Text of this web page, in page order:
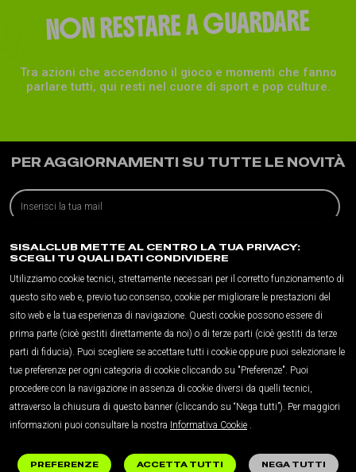
NON RESTARE A GUARDARE
Tra azioni che accendono il gioco e momenti che fanno
parlare tutti, qui resti nel cuore di sport e pop culture.
PER AGGIORNAMENTI SU TUTTE LE NOVITÀ
EMAIL
Ho letto e accettoL'informativa sulla privacy
Acconsento alla profilazione connessa alla ricezione di tali informazioni in
INVIA
© Sisal Italia S.p.A.-Partita IVA 02433760135
SISALCLUB METTE AL CENTRO LA TUA PRIVACY:
SCEGLI TU QUALI DATI CONDIVIDERE
Utilizziamo cookie tecnici, strettamente necessari per il corretto funzionamento di
questo sito web e, previo tuo consenso, cookie per migliorare le prestazioni del
sito web e la tua esperienza di navigazione. Questi cookie possono essere di
prima parte (cioè gestiti direttamente da noi) o di terze parti (cioè gestiti da terze
parti di fiducia). Puoi scegliere se accettare tutti i cookie oppure puoi selezionare le
tue preferenze per ogni categoria di cookie cliccando su "Preferenze". Puoi
procedere con la navigazione in assenza di cookie diversi da quelli tecnici,
attraverso la chiusura di questo banner (cliccando su “Nega tutti”). Per maggiori
informazioni puoi consultare la nostra Informativa Cookie .
PREFERENZE ACCETTA TUTTI NEGA TUTTI